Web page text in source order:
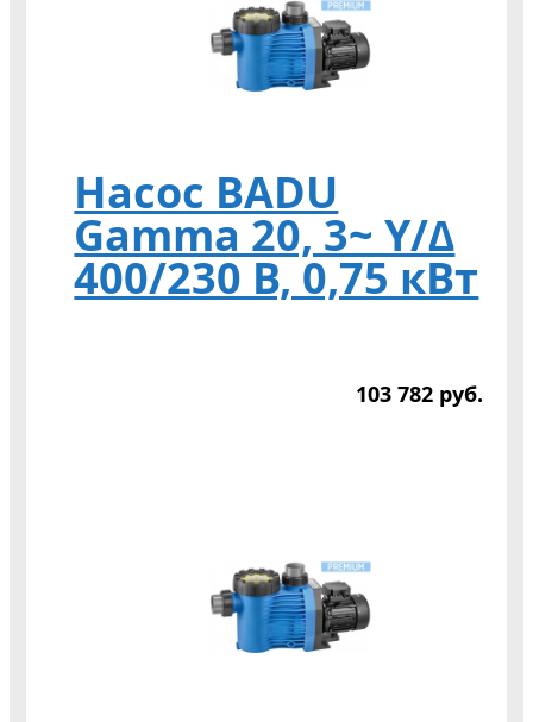
Насос BADU
Gamma 20, 3~ Y/∆
400/230 В, 0,75 кВт
103 782 руб.